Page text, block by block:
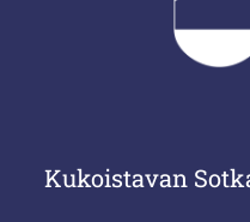
Kukoistavan